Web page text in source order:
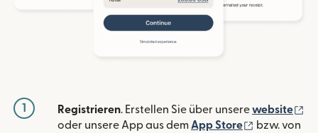
1 Registrieren. Erstellen Sie über unserewebsite
oder unsere App aus dem App Store (wird in
bzw. von